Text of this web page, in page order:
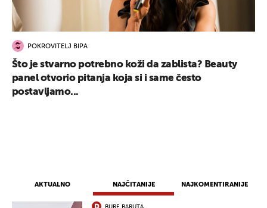
AKTUALNO NAJČITANIJE NAJKOMENTIRANIJE
POKROVITELJ BIPA
Što je stvarno potrebno koži da zablista? Beauty
panel otvorio pitanja koja si i same često
postavljamo...